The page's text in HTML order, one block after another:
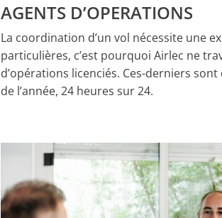
AGENTS D’OPERATIONS
La coordination d’un vol nécessite une
particulières, c’est pourquoi Airlec ne
d’opérations licenciés. Ces-derniers
de l’année, 24 heures sur 24.